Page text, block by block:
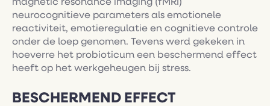
magnetic resonance imaging (fMRI)
neurocognitieve parameters als emotionele
reactiviteit, emotieregulatie en cognitieve controle
onder de loep genomen. Tevens werd gekeken in
hoeverre het probioticum een beschermend effect
heeft op het werkgeheugen bij stress.
BESCHERMEND EFFECT